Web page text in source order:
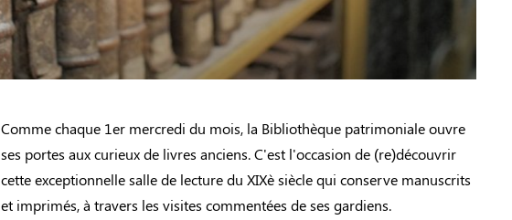
Comme chaque 1er mercredi du mois, la Bibliothèque patrimoniale ouvre
ses portes aux curieux de livres anciens. C'est l'occasion de (re)découvrir
cette exceptionnelle salle de lecture du XIXè siècle qui conserve manuscrits
et imprimés, à travers les visites commentées de ses gardiens.